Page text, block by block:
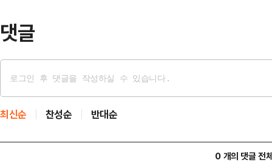
댓글
최신순 찬성순 반대순
0 개의 댓글 전